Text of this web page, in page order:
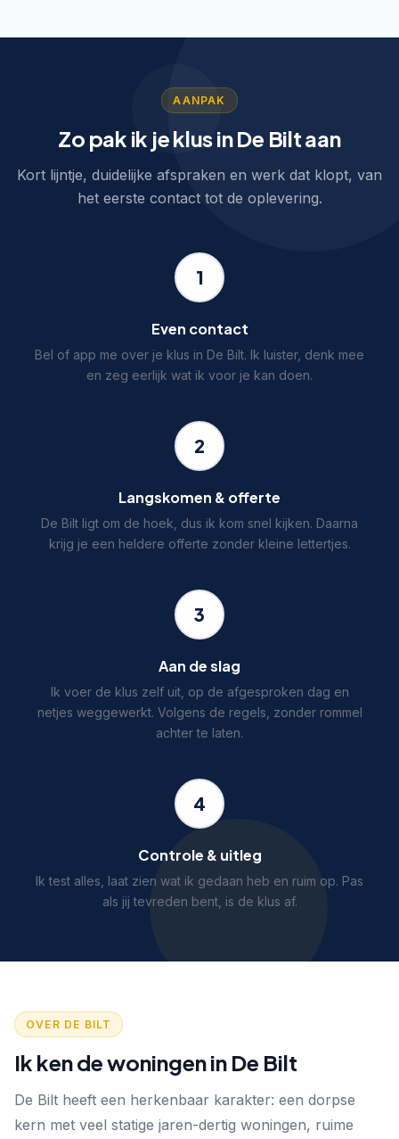
AANPAK
Zo pak ik je klus in De Bilt aan
Kort lijntje, duidelijke afspraken en werk dat klopt, van
het eerste contact tot de oplevering.
1
Even contact
Bel of app me over je klus in De Bilt. Ik luister, denk mee
en zeg eerlijk wat ik voor je kan doen.
2
Langskomen & offerte
De Bilt ligt om de hoek, dus ik kom snel kijken. Daarna
krijg je een heldere offerte zonder kleine lettertjes.
3
Aan de slag
Ik voer de klus zelf uit, op de afgesproken dag en
netjes weggewerkt. Volgens de regels, zonder rommel
achter te laten.
4
Controle & uitleg
Ik test alles, laat zien wat ik gedaan heb en ruim op. Pas
als jij tevreden bent, is de klus af.
OVER DE BILT
Ik ken de woningen in De Bilt
De Bilt heeft een herkenbaar karakter: een dorpse
kern met veel statige jaren-dertig woningen, ruime